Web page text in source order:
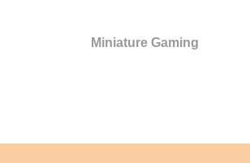
Miniature Gaming